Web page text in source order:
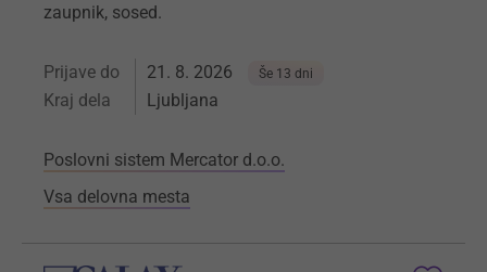
zaupnik, sosed.
Prijave do 21. 8. 2026 Še 13 dni
Kraj dela Ljubljana
Poslovni sistem Mercator d.o.o.
Vsa delovna mesta